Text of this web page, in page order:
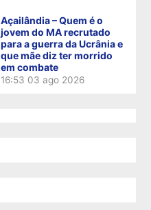
Açailândia – Quem é o
jovem do MA recrutado
para a guerra da Ucrânia e
que mãe diz ter morrido
em combate
16:53 03 ago 2026